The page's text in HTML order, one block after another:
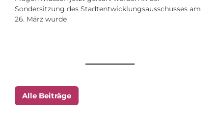
Sondersitzung des Stadtentwicklungsausschusses am
26. März wurde
Alle Beiträge